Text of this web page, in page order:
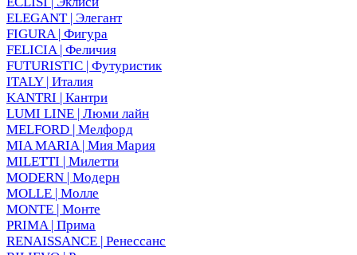
ELEGANT | Элегант
FIGURA | Фигура
FELICIA | Феличия
FUTURISTIC | Футуристик
ITALY | Италия
KANTRI | Кантри
LUMI LINE | Люми лайн
MELFORD | Мелфорд
MIA MARIA | Мия Мария
MILETTI | Милетти
MODERN | Модерн
MOLLE | Молле
MONTE | Монте
PRIMA | Прима
RENAISSANCE | Ренессанс